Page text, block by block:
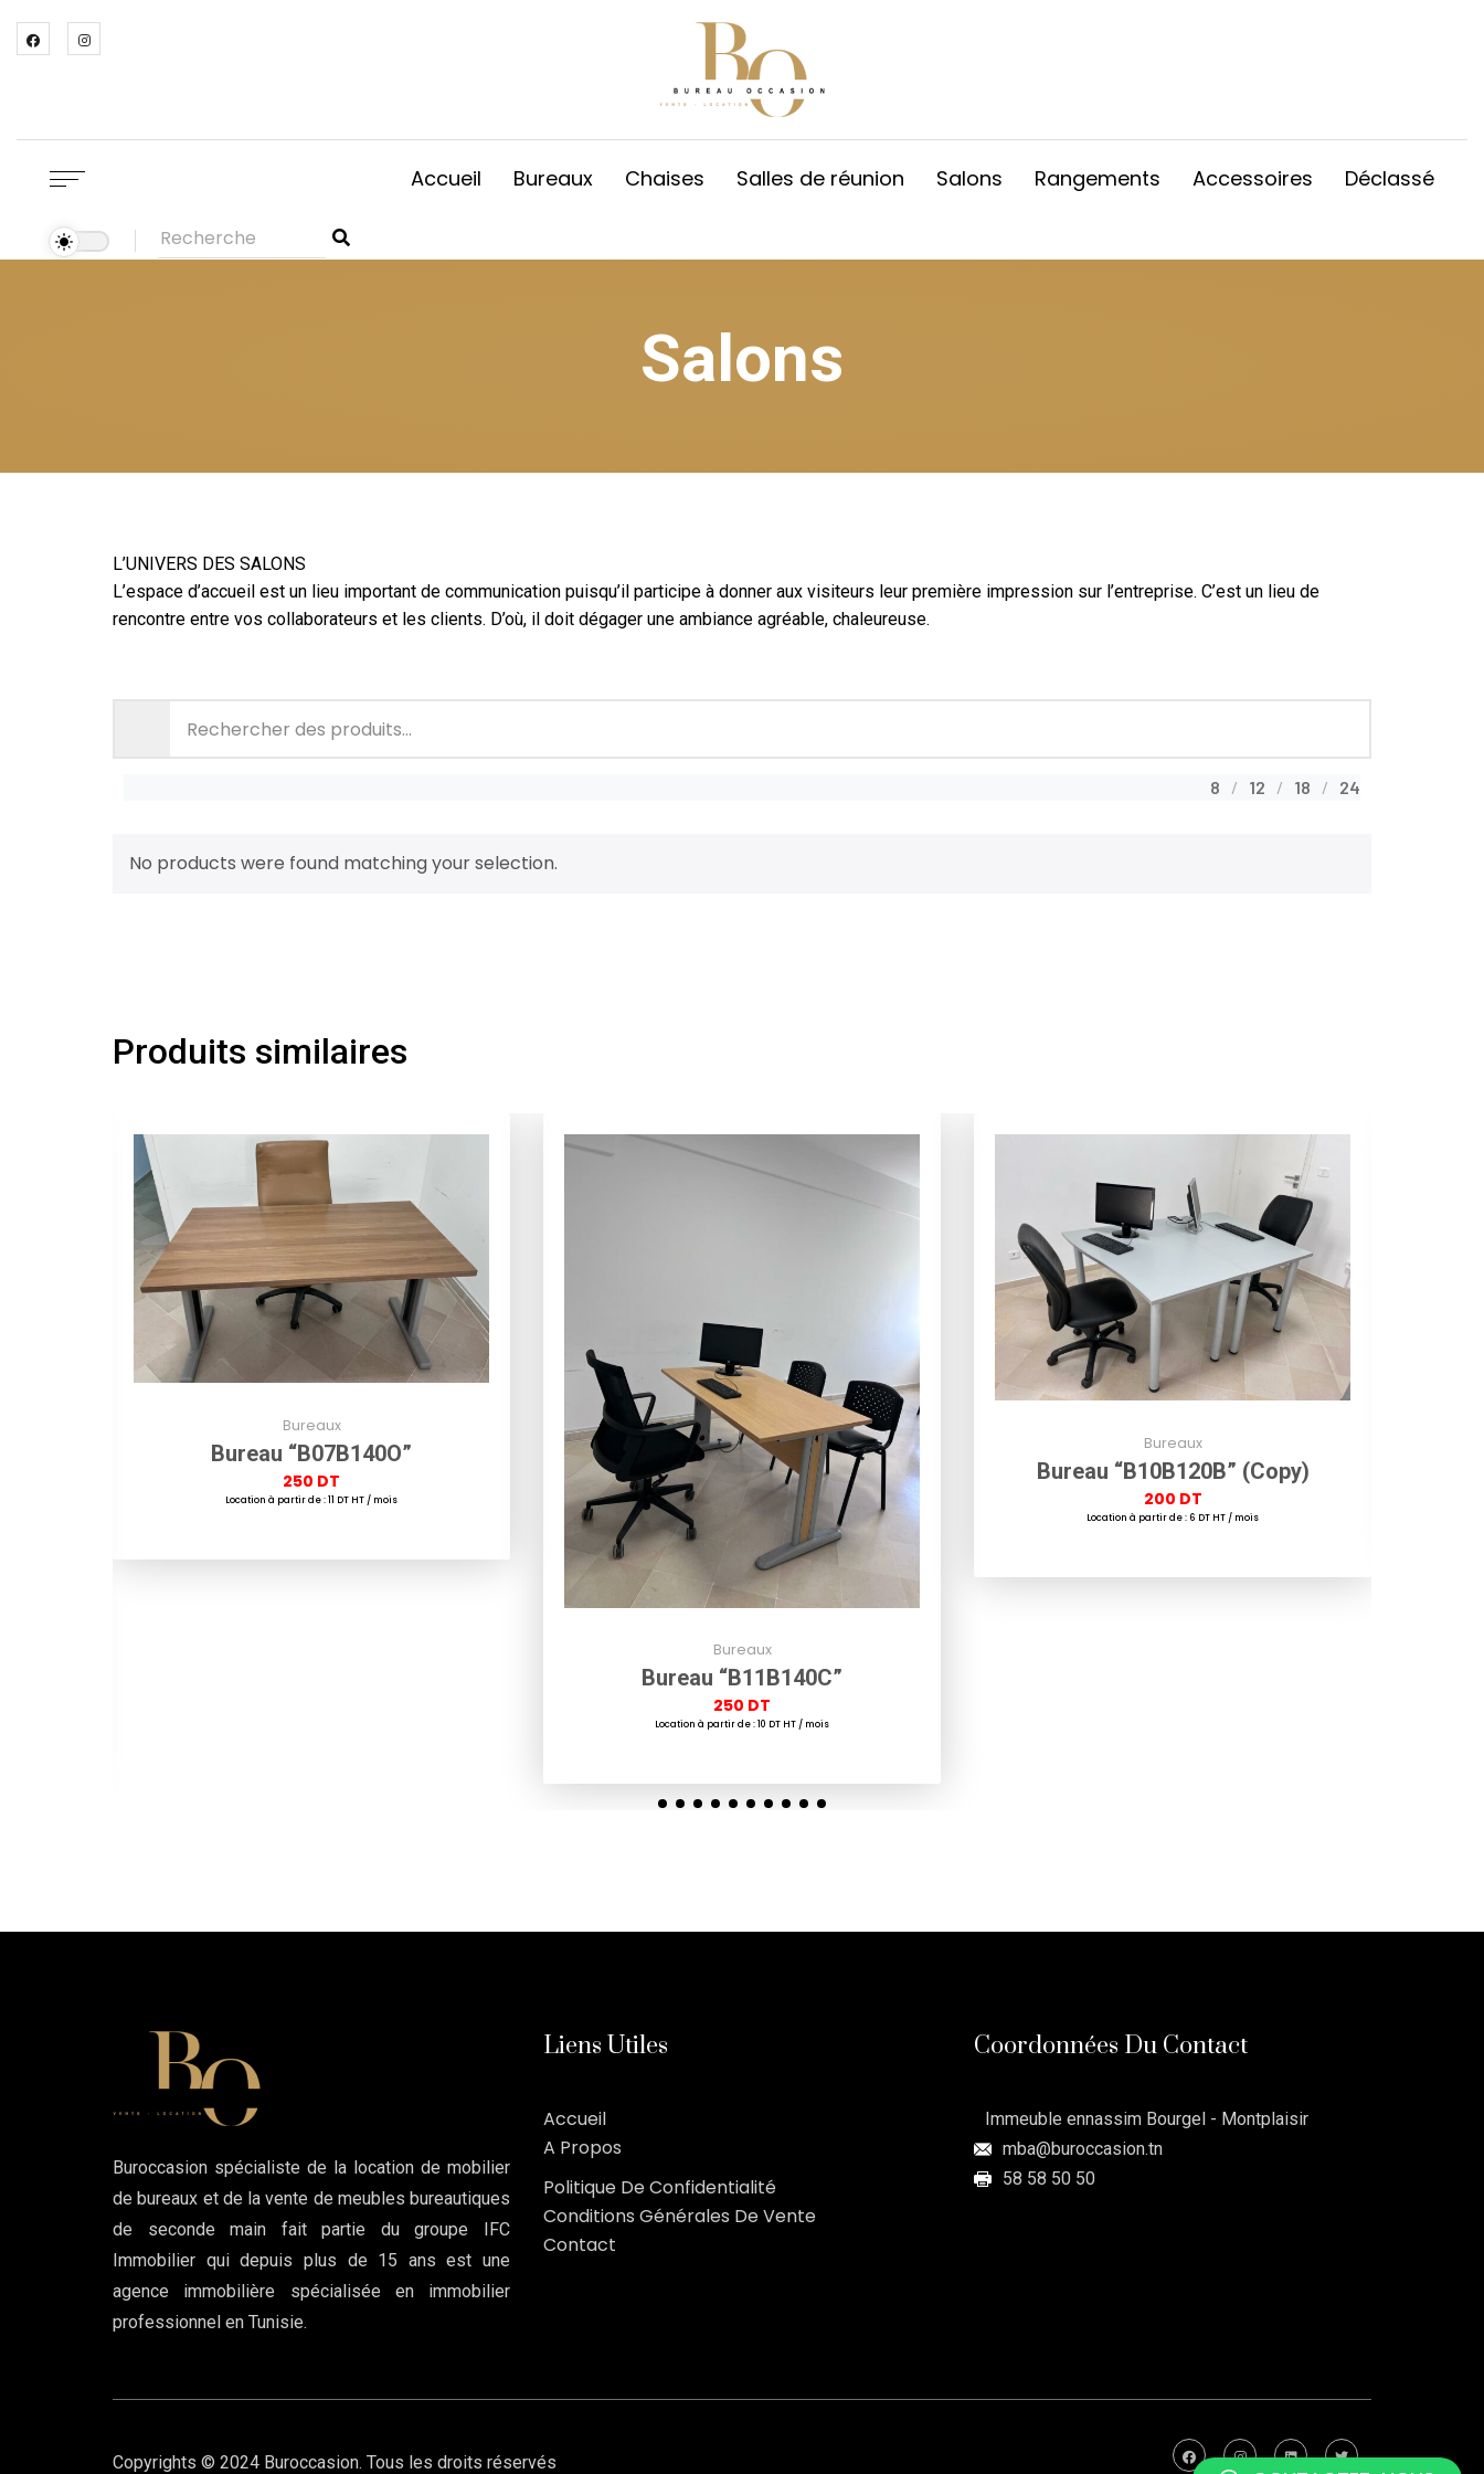
Accueil Bureaux Chaises Salles de réunion Salons Rangements Accessoires Déclassé
Salons
L’UNIVERS DES SALONS
L’espace d’accueil est un lieu important de communication puisqu’il participe à donner aux visiteurs leur première impression sur l’entreprise. C’est un lieu de
rencontre entre vos collaborateurs et les clients. D’où, il doit dégager une ambiance agréable, chaleureuse.
8 12 18 24
No products were found matching your selection.
Produits similaires
Bureaux
Bureau “B07B140O”
250 DT
Location à partir de : 11 DT HT / mois
Bureaux
Bureau “B11B140C”
250 DT
Location à partir de : 10 DT HT / mois
Bureaux
Bureau “B10B120B” (Copy)
200 DT
Location à partir de : 6 DT HT / mois
Buroccasion spécialiste de la location de mobilier
de bureaux et de la vente de meubles bureautiques
de seconde main fait partie du groupe IFC
Immobilier qui depuis plus de 15 ans est une
agence immobilière spécialisée en immobilier
professionnel en Tunisie.
Liens Utiles
Accueil
A Propos
Politique De Confidentialité
Conditions Générales De Vente
Contact
Coordonnées Du Contact
Immeuble ennassim Bourgel - Montplaisir
mba@buroccasion.tn
58 58 50 50
Copyrights © 2024 Buroccasion. Tous les droits réservés